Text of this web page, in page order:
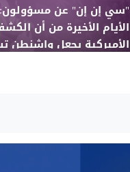
"سي إن إن" عن
الأيام الأخيرة من أن
الأميركية يجعل واشنطن